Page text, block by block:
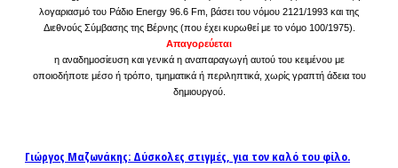
λογαριασμό του Ράδιο Energy 96.6 Fm, βάσει του νόμου 2121/1993 και της
Διεθνούς Σύμβασης της Βέρνης (που έχει κυρωθεί με το νόμο 100/1975).
Απαγορεύεται
η αναδημοσίευση και γενικά η αναπαραγωγή αυτού του κειμένου με
οποιοδήποτε μέσο ή τρόπο, τμηματικά ή περιληπτικά, χωρίς γραπτή άδεια του
δημιουργού.
Γιώργος Μαζωνάκης: Δύσκολες στιγμές, για τον καλό του φίλο.